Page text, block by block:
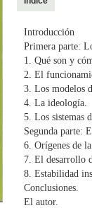
Introducción
Primera parte:
1. Qué son y
2. El
3. Los modelos
4. La ideología.
5. Los sistemas
Segunda parte:
6. Orígenes de
7. El desarrollo
8. Estabilidad
Conclusiones.
El autor.